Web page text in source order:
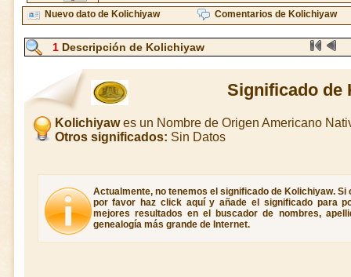
Nuevo dato de Kolichiyaw Comentarios de Kolichiyaw
1 Descripción de Kolichiyaw
Significado de
Kolichiyawes un Nombre de Origen Americano
Otros significados: Sin Datos
Actualmente, no tenemos el significado de Kolichiyaw.
por favor haz click aquí y añade el significado para
mejores resultados en el buscador de nombres,
genealogía más grande de Internet.